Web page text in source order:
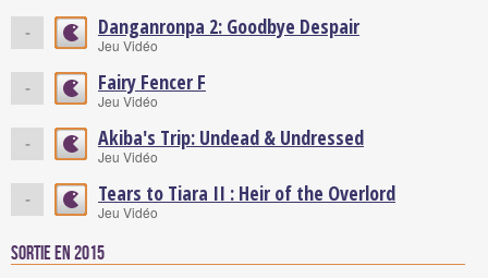
- Danganronpa 2: Goodbye Despair
Jeu Vidéo
- Fairy Fencer F
Jeu Vidéo
- Akiba's Trip: Undead & Undressed
Jeu Vidéo
- Tears to Tiara II : Heir of the Overlord
Jeu Vidéo
Sortie en 2015